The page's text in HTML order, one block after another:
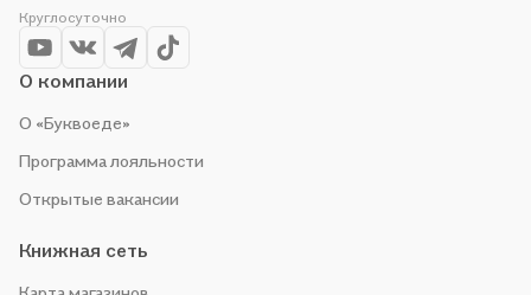
Круглосуточно
О компании
О «Буквоеде»
Программа лояльности
Открытые вакансии
Книжная сеть